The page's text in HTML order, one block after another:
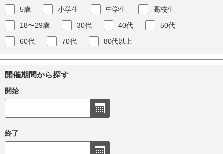
5歳
小学生 中学生
高校生
18〜29歳
30代 40代
50代
60代
70代 80代以上
開催期間から探す
開始
終了